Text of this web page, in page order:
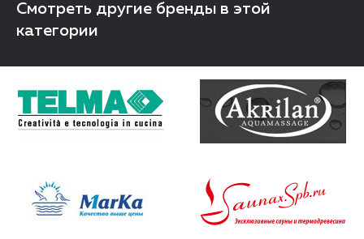
Смотреть другие бренды в этой
категории